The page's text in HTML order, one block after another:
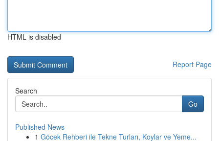
HTML is disabled
Report Page
Search
Go
Published News
1 Göcek Rehberi ile Tekne Turları, Koylar ve Yeme...